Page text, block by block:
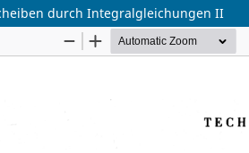
durch Integralgleichungen II